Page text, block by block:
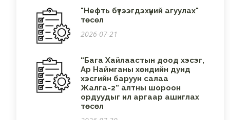
"Нефть бүтээгдэхүүний агуулах"
төсөл
2026-07-21
“Бага Хайлаастын доод хэсэг,
Ар Наймганы хөндийн дунд
хэсгийн баруун салаа
Жалга-2” алтны шороон
ордуудыг ил аргаар ашиглах
төсөл